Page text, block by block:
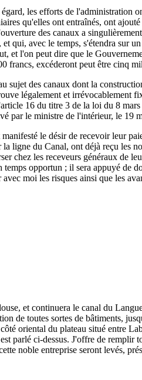
les efforts de l'administration
qu'elles ont entraînés, ont
des canaux a
qui, avec le temps, s'étendra sur
et l'on peut dire que le
francs, excéderont peut être cinq
sujet des canaux dont la
légalement et irrévocablement
16 du titre 3 de la loi du 8
par le ministre de l'intérieur, le 19
le désir de recevoir leur
ligne du Canal, ont déjà reçu les
chez les receveurs généraux de
temps opportun ; il sera appuyé de
moi les risques ainsi que les
et continuera le canal du
de toutes sortes de bâtiments,
oriental du plateau situé entre
parlé ci-dessus. J'offre de remplir
noble entreprise seront levés,